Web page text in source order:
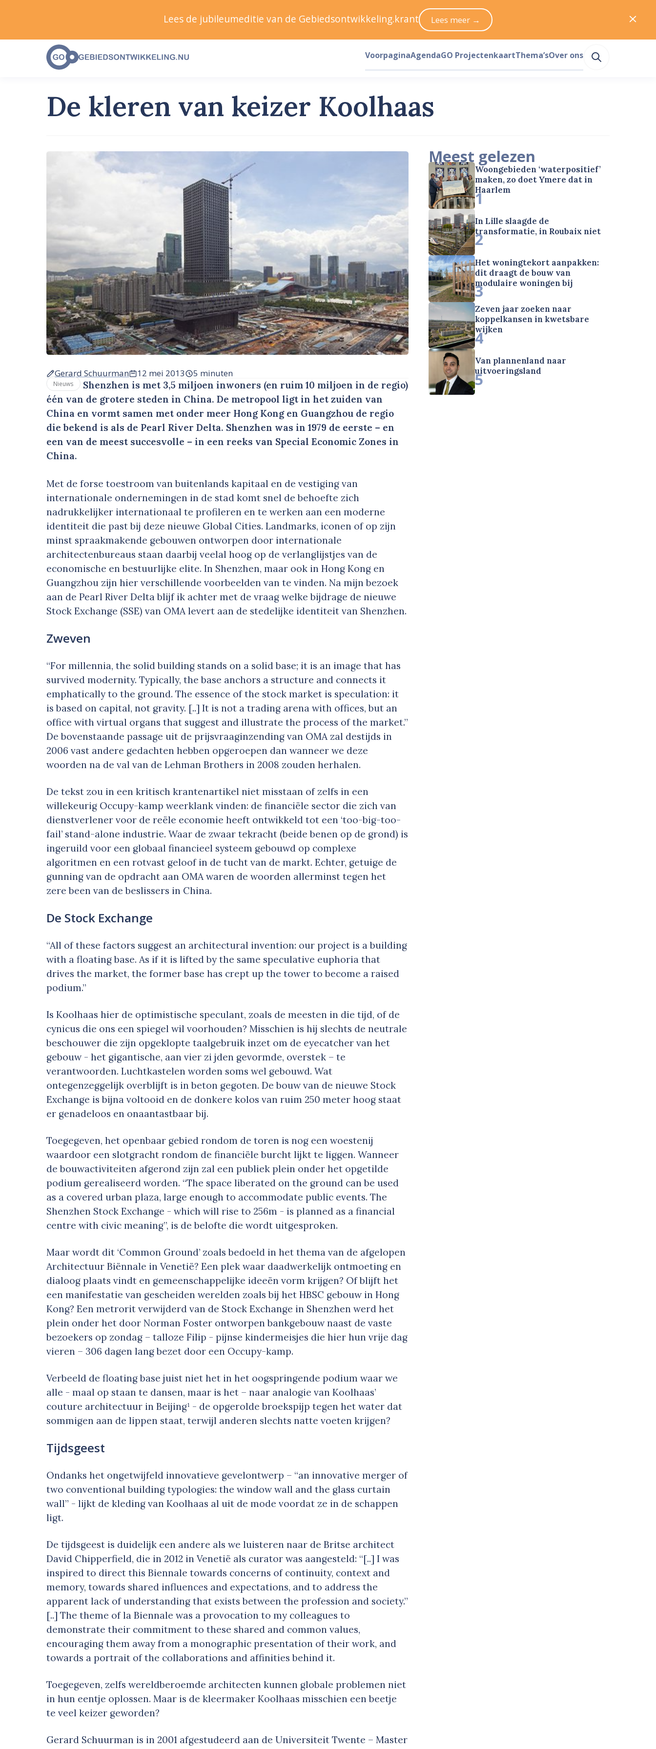
De kleren van keizer Koolhaas
Gerard Schuurman 12 mei 2013 5 minuten
Nieuws
Shenzhen is met 3,5 miljoen inwoners (en ruim 10 miljoen in de regio)
één van de grotere steden in China. De metropool ligt in het zuiden van
China en vormt samen met onder meer Hong Kong en Guangzhou de regio
die bekend is als de Pearl River Delta. Shenzhen was in 1979 de eerste – en
een van de meest succesvolle – in een reeks van Special Economic Zones in
China.
Met de forse toestroom van buitenlands kapitaal en de vestiging van
internationale ondernemingen in de stad komt snel de behoefte zich
nadrukkelijker internationaal te profileren en te werken aan een moderne
identiteit die past bij deze nieuwe Global Cities. Landmarks, iconen of op zijn
minst spraakmakende gebouwen ontworpen door internationale
architectenbureaus staan daarbij veelal hoog op de verlanglijstjes van de
economische en bestuurlijke elite. In Shenzhen, maar ook in Hong Kong en
Guangzhou zijn hier verschillende voorbeelden van te vinden. Na mijn bezoek
aan de Pearl River Delta blijf ik achter met de vraag welke bijdrage de nieuwe
Stock Exchange (SSE) van OMA levert aan de stedelijke identiteit van Shenzhen.
Zweven
“For millennia, the solid building stands on a solid base; it is an image that has
survived modernity. Typically, the base anchors a structure and connects it
emphatically to the ground. The essence of the stock market is speculation: it
is based on capital, not gravity. [..] It is not a trading arena with offices, but an
office with virtual organs that suggest and illustrate the process of the market.”
De bovenstaande passage uit de prijsvraaginzending van OMA zal destijds in
2006 vast andere gedachten hebben opgeroepen dan wanneer we deze
woorden na de val van de Lehman Brothers in 2008 zouden herhalen.
De tekst zou in een kritisch krantenartikel niet misstaan of zelfs in een
willekeurig Occupy-kamp weerklank vinden: de financiële sector die zich van
dienstverlener voor de reële economie heeft ontwikkeld tot een ‘too-big-too-
fail’ stand-alone industrie. Waar de zwaar tekracht (beide benen op de grond) is
ingeruild voor een globaal financieel systeem gebouwd op complexe
algoritmen en een rotvast geloof in de tucht van de markt. Echter, getuige de
gunning van de opdracht aan OMA waren de woorden allerminst tegen het
zere been van de beslissers in China.
De Stock Exchange
“All of these factors suggest an architectural invention: our project is a building
with a floating base. As if it is lifted by the same speculative euphoria that
drives the market, the former base has crept up the tower to become a raised
podium.”
Is Koolhaas hier de optimistische speculant, zoals de meesten in die tijd, of de
cynicus die ons een spiegel wil voorhouden? Misschien is hij slechts de neutrale
beschouwer die zijn opgeklopte taalgebruik inzet om de eyecatcher van het
gebouw - het gigantische, aan vier zi jden gevormde, overstek – te
verantwoorden. Luchtkastelen worden soms wel gebouwd. Wat
ontegenzeggelijk overblijft is in beton gegoten. De bouw van de nieuwe Stock
Exchange is bijna voltooid en de donkere kolos van ruim 250 meter hoog staat
er genadeloos en onaantastbaar bij.
Toegegeven, het openbaar gebied rondom de toren is nog een woestenij
waardoor een slotgracht rondom de financiële burcht lijkt te liggen. Wanneer
de bouwactiviteiten afgerond zijn zal een publiek plein onder het opgetilde
podium gerealiseerd worden. “The space liberated on the ground can be used
as a covered urban plaza, large enough to accommodate public events. The
Shenzhen Stock Exchange - which will rise to 256m - is planned as a financial
centre with civic meaning”, is de belofte die wordt uitgesproken.
Maar wordt dit ‘Common Ground’ zoals bedoeld in het thema van de afgelopen
Architectuur Biënnale in Venetië? Een plek waar daadwerkelijk ontmoeting en
dialoog plaats vindt en gemeenschappelijke ideeën vorm krijgen? Of blijft het
een manifestatie van gescheiden werelden zoals bij het HBSC gebouw in Hong
Kong? Een metrorit verwijderd van de Stock Exchange in Shenzhen werd het
plein onder het door Norman Foster ontworpen bankgebouw naast de vaste
bezoekers op zondag – talloze Filip - pijnse kindermeisjes die hier hun vrije dag
vieren – 306 dagen lang bezet door een Occupy-kamp.
Verbeeld de floating base juist niet het in het oogspringende podium waar we
alle - maal op staan te dansen, maar is het – naar analogie van Koolhaas’
couture architectuur in Beijing¹ - de opgerolde broekspijp tegen het water dat
sommigen aan de lippen staat, terwijl anderen slechts natte voeten krijgen?
Tijdsgeest
Ondanks het ongetwijfeld innovatieve gevelontwerp – “an innovative merger of
two conventional building typologies: the window wall and the glass curtain
wall” - lijkt de kleding van Koolhaas al uit de mode voordat ze in de schappen
ligt.
De tijdsgeest is duidelijk een andere als we luisteren naar de Britse architect
David Chipperfield, die in 2012 in Venetië als curator was aangesteld: “[..] I was
inspired to direct this Biennale towards concerns of continuity, context and
memory, towards shared influences and expectations, and to address the
apparent lack of understanding that exists between the profession and society.”
[..] The theme of la Biennale was a provocation to my colleagues to
demonstrate their commitment to these shared and common values,
encouraging them away from a monographic presentation of their work, and
towards a portrait of the collaborations and affinities behind it.
Toegegeven, zelfs wereldberoemde architecten kunnen globale problemen niet
in hun eentje oplossen. Maar is de kleermaker Koolhaas misschien een beetje
te veel keizer geworden?
Gerard Schuurman is in 2001 afgestudeerd aan de Universiteit Twente – Master
Meest gelezen
Woongebieden ‘waterpositief’
maken, zo doet Ymere dat in
Haarlem
1
In Lille slaagde de
transformatie, in Roubaix niet
2
Het woningtekort aanpakken:
dit draagt de bouw van
modulaire woningen bij
3
Zeven jaar zoeken naar
koppelkansen in kwetsbare
wijken
4
Van plannenland naar
uitvoeringsland
5
Lees de jubileumeditie van de Gebiedsontwikkeling.krant Lees meer →
VoorpaginaAgendaGO ProjectenkaartThema’sOver ons